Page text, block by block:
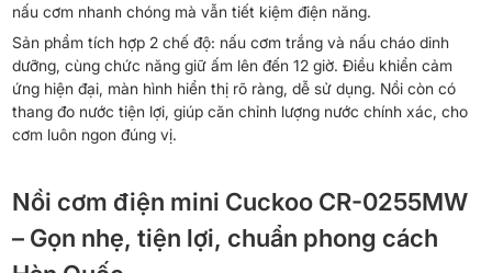
nấu cơm nhanh chóng mà vẫn tiết kiệm điện năng.
Sản phẩm tích hợp 2 chế độ: nấu cơm trắng và nấu cháo dinh
dưỡng, cùng chức năng giữ ấm lên đến 12 giờ. Điều khiển cảm
ứng hiện đại, màn hình hiển thị rõ ràng, dễ sử dụng. Nồi còn có
thang đo nước tiện lợi, giúp căn chỉnh lượng nước chính xác, cho
cơm luôn ngon đúng vị.
Nồi cơm điện mini Cuckoo CR-0255MW
– Gọn nhẹ, tiện lợi, chuẩn phong cách